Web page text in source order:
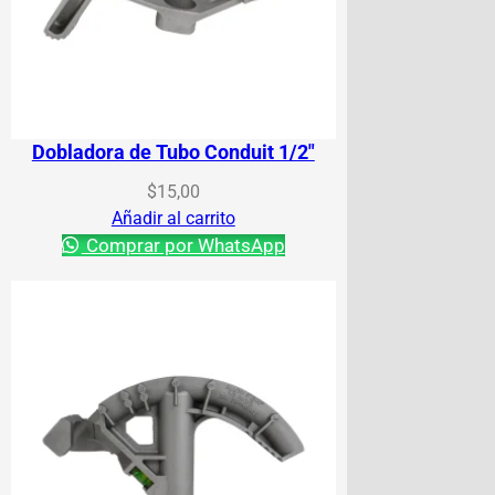
Dobladora de Tubo Conduit 1/2″
$15,00
Añadir al carrito
Comprar por WhatsApp